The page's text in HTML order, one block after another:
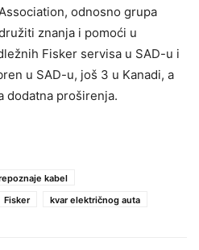
odnosno grupa
znanja i pomoći u
Fisker servisa u SAD-u i
u SAD-u, još 3 u Kanadi, a
dodatna proširenja.
kabel
Fisker kvar električnog auta